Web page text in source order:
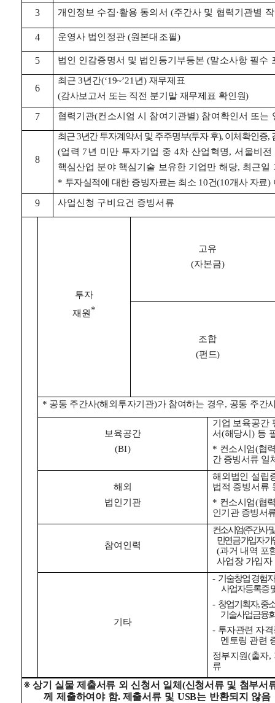
3 개인정보 수집·활용 동의서 (주간사 및 협력기관별
4 운영사 법인정관 (원본대조필)
5 법인 인감증명서 및 법인등기부등본(말소사항 필수
6
최근3년간(‘19~’21 년) 재무제표
(감사보고서 또는 직전 분기말 재무제표 확인원)
7 협력기관(컨소시엄 시 참여기관별) 참여확인서 또는
8
최근3년간 투자계약서 및 주주명부(투자 후), 이체확인증,
(업력 7년 미만 투자기업 중 4차 산업혁명,서울비전
핵심산업 분야 핵심기술 보유한 기업만 해당, 최근일
* 투자실적에 대한 증빙자료는 최소 10건(10개사 자료)
9 사업신청 구비요건 증빙서류
투자
재원*
고유
(자본금)
조합
(펀드)
* 공동 주간사(해외투자기관)가 참여하는 경우, 공동 주간
보육공간
(BI)
기업 보육공간
서(해당시) 등
* 컨소시엄(협
간 증빙서류 일
해외
법인기관
해외법인 설립
법적 증빙서류
* 컨소시엄(협
인기관 증빙서
참여인력
컨소시엄(주간사
민연금 가입자
(과거 내역 포
사업장 가입자
기타
- 기술창업 경험
사업자등록증
- 창업기획자,중
기술사업금융
- 투자관련 자
멘토링 관련
정부지원(출자,
류
※ 상기 실물 제출서류 외 신청서 일체(신청서류 및 첨부서
께 제출하여야 함. 제출서류 및 USB는 반환되지 않음